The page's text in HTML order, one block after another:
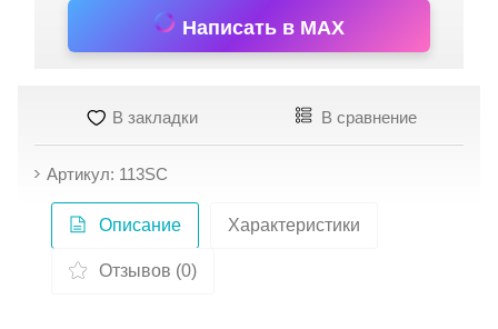
Написать в MAX
В закладки В сравнение
Артикул: 113SC
Описание Характеристики
Отзывов (0)